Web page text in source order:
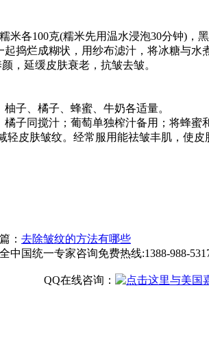
各100克(糯米先用温水浸泡30分钟)，黑
烂成糊状，用纱布滤汁，将冰糖与水
延缓皮肤衰老，抗皱去皱。
、橘子、蜂蜜、牛奶各适量。
同搅汁；葡萄单独榨汁备用；将蜂蜜
皮肤皱纹。经常服用能祛皱丰肌，使皮
： 去除皱纹的方法有哪些
全中国统一专家咨询免费热线:1388-988-
QQ在线咨询：